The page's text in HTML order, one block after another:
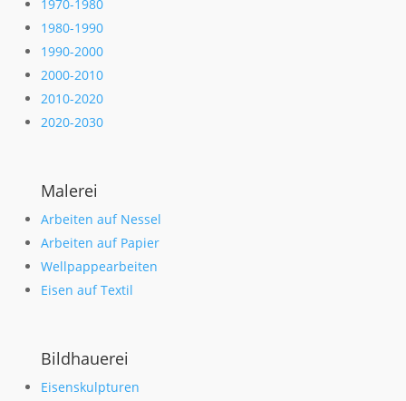
1970-1980
1980-1990
1990-2000
2000-2010
2010-2020
2020-2030
Malerei
Arbeiten auf Nessel
Arbeiten auf Papier
Wellpappearbeiten
Eisen auf Textil
Bildhauerei
Eisenskulpturen